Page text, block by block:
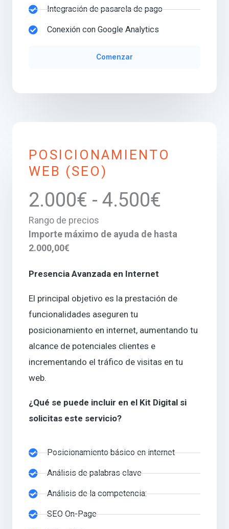
Integración de pasarela de pago
Conexión con Google Analytics
Comenzar
POSICIONAMIENTO
WEB (SEO)
2.000€ - 4.500€
Rango de precios
Importe máximo de ayuda de hasta
2.000,00€
Presencia Avanzada en Internet
El principal objetivo es la prestación de
funcionalidades aseguren tu
posicionamiento en internet, aumentando tu
alcance de potenciales clientes e
incrementando el tráfico de visitas en tu
web.
¿Qué se puede incluir en el Kit Digital si
solicitas este servicio?
Posicionamiento básico en internet
Análisis de palabras clave
Análisis de la competencia:
SEO On-Page